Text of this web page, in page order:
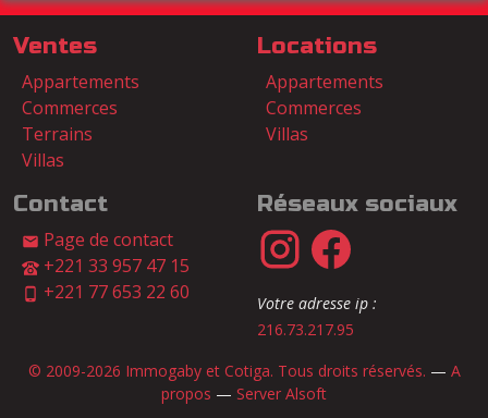
Ventes
Appartements
Commerces
Terrains
Villas
Locations
Appartements
Commerces
Villas
Contact
Page de contact
+221 33 957 47 15
+221 77 653 22 60
Réseaux sociaux
Votre adresse ip :
216.73.217.95
© 2009-2026 Immogaby et Cotiga. Tous droits réservés. — A
propos — Server Alsoft